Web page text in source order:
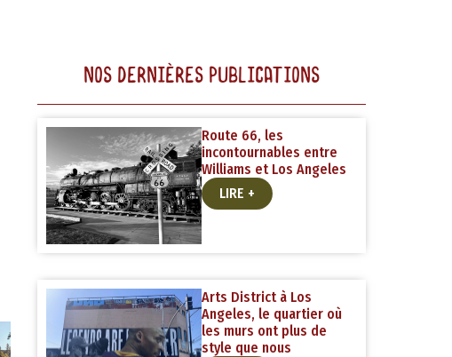
NOS DERNIÈRES PUBLICATIONS
Route 66, les
incontournables entre
Williams et Los Angeles
LIRE +
Arts District à Los
Angeles, le quartier où
les murs ont plus de
style que nous